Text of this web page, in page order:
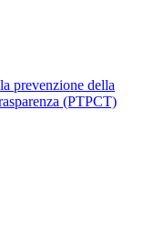
prevenzione della
(PTPCT)